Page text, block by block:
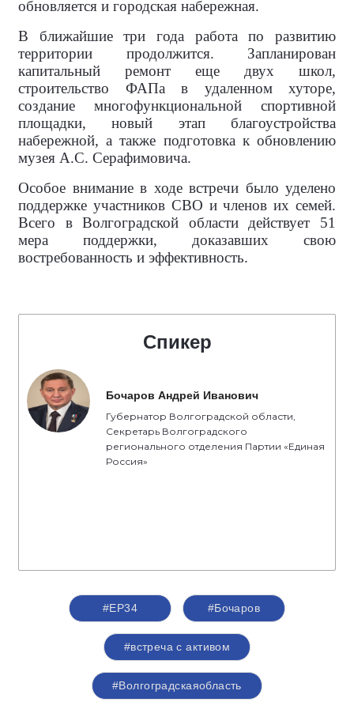
обновляется и городская набережная.
В ближайшие три года работа по развитию
территории продолжится. Запланирован
капитальный ремонт еще двух школ,
строительство ФАПа в удаленном хуторе,
создание многофункциональной спортивной
площадки, новый этап благоустройства
набережной, а также подготовка к обновлению
музея А.С. Серафимовича.
Особое внимание в ходе встречи было уделено
поддержке участников СВО и членов их семей.
Всего в Волгоградской области действует 51
мера поддержки, доказавших свою
востребованность и эффективность.
Спикер
Бочаров Андрей Иванович
Губернатор Волгоградской области,
Секретарь Волгоградского
регионального отделения Партии «Единая
Россия»
#ЕР34 #Бочаров
#встреча с активом
#Волгоградскаяобласть